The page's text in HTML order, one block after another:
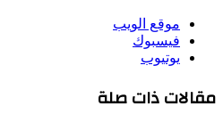
موقع الويب
فيسبوك
يوتيوب
مقالات ذات صلة